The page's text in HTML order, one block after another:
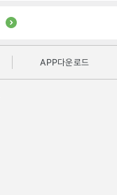
APP다운로드